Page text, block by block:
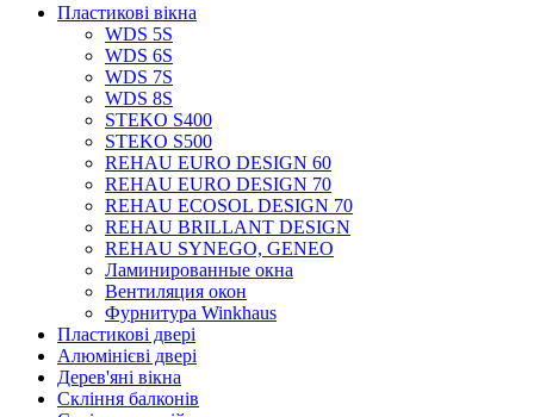
Пластикові вікна
WDS 5S
WDS 6S
WDS 7S
WDS 8S
STEKO S400
STEKO S500
REHAU EURO DESIGN 60
REHAU EURO DESIGN 70
REHAU ECOSOL DESIGN 70
REHAU BRILLANT DESIGN
REHAU SYNEGO, GENEO
Ламинированные окна
Вентиляция окон
Фурнитура Winkhaus
Пластикові двері
Алюмінієві двері
Дерев'яні вікна
Скління балконів